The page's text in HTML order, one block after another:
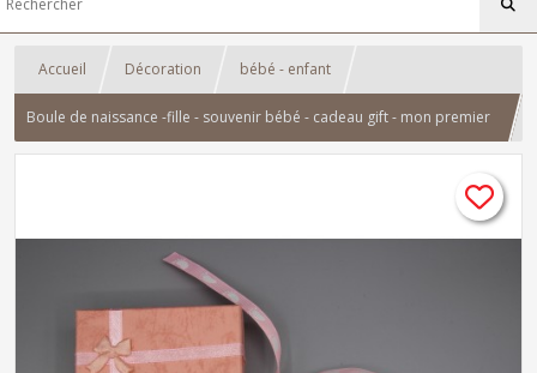
Accueil Décoration bébé - enfant
Boule de naissance -fille - souvenir bébé - cadeau gift - mon premier